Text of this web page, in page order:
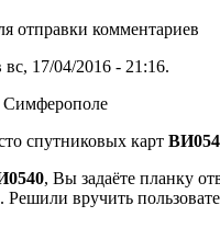
отправки комментариев
17/04/2016 - 21:16.
Симферополе
спутниковых карт
, Вы задаёте планку
Решили вручить